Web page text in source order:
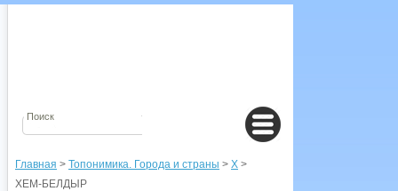
Главная > Топонимика. Города и страны > Х >
ХЕМ-БЕЛДЫР